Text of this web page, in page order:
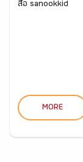
สื่อ sanookkid
MORE